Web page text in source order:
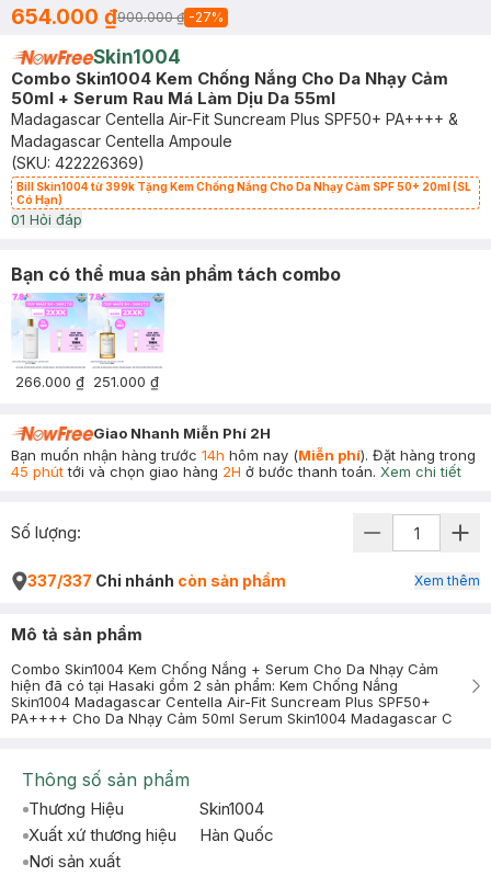
654.000 ₫900.000 ₫ -27%
Skin1004
Combo Skin1004 Kem Chống Nắng Cho Da Nhạy Cảm
50ml + Serum Rau Má Làm Dịu Da 55ml
Madagascar Centella Air-Fit Suncream Plus SPF50+ PA++++ &
Madagascar Centella Ampoule
(SKU: 422226369)
Bill Skin1004 từ 399k Tặng Kem Chống Nắng Cho Da Nhạy Cảm SPF 50+ 20ml (SL
Có Hạn)
01 Hỏi đáp
Bạn có thể mua sản phẩm tách combo
266.000 ₫ 251.000 ₫
Giao Nhanh Miễn Phí 2H
Bạn muốn nhận hàng trước 14h hôm nay (Miễn phí). Đặt hàng trong
45 phúttới và chọn giao hàng 2H ở bước thanh toán. Xem chi tiết
Số lượng:
337/337 Chi nhánh còn sản phẩm Xem thêm
Mô tả sản phẩm
Combo Skin1004 Kem Chống Nắng + Serum Cho Da Nhạy Cảm
hiện đã có tại Hasaki gồm 2 sản phẩm: Kem Chống Nắng
Skin1004 Madagascar Centella Air-Fit Suncream Plus SPF50+
PA++++ Cho Da Nhạy Cảm 50ml Serum Skin1004 Madagascar C
Thông số sản phẩm
Thương Hiệu
Skin1004
Xuất xứ thương hiệu
Hàn Quốc
Nơi sản xuất